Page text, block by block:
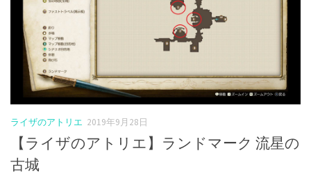
ライザのアトリエ 2019年9月28日
【ライザのアトリエ】ランドマーク 流星の
古城